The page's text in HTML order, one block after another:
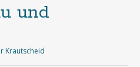
und
Krautscheid